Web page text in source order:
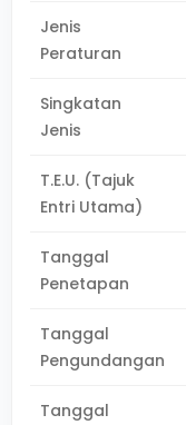
Jenis
Peraturan
Singkatan
Jenis
T.E.U. (Tajuk
Entri Utama)
Tanggal
Penetapan
Tanggal
Pengundangan
Tanggal